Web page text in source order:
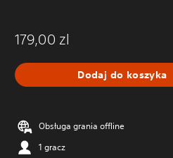
179,00 zl
Dodaj do koszyka
Obsługa grania offline
1 gracz